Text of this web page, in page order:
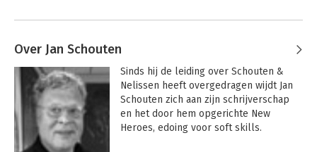
Over Jan Schouten
Sinds hij de leiding over Schouten &
Nelissen heeft overgedragen wijdt Jan
Schouten zich aan zijn schrijverschap
en het door hem opgerichte New
Heroes, edoing voor soft skills.